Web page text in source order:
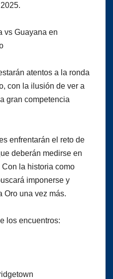
vs Guayana en
atentos a la ronda
con la ilusión de ver a
gran competencia
enfrentarán el reto de
deberán medirse en
la historia como
imponerse y
Oro una vez más.
los encuentros: